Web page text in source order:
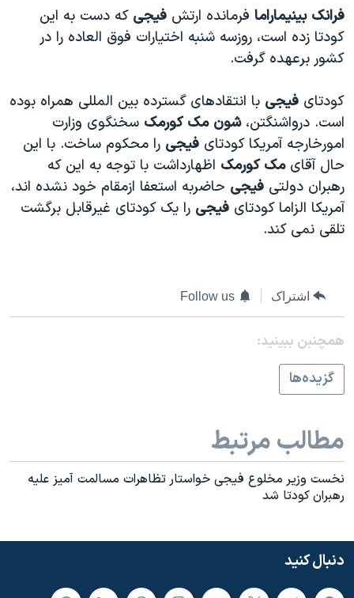
اسرائیل در جنگ
گالری عکس
ورزش زنان در ایران
اعتراضات زن، زندگی، آزادی
تریبونال مردمی آبان ۹۸
دادگاه حمید نوری
چهل سال گروگان‌گیری
قانون شفافیت دارائی کادر رهبری ایران
اعتراضات مردمی آبان ۹۸
همایش محافظه‌کاران آمریکا «سی‌پک»
زبانهای مختلف
فرانک بينيماراما فرمانده ارتش فيجی که دست به اين
کودتا زده است، روزسه شنبه اختيارات فوق العاده را در
کشور برعهده گرفت.
کودتای فيجی با انتقادهای گسترده بين المللی همراه بوده
است. درواشنگتن،شون مک کورمک سخنگوی وزارت
امورخارجه آمريکا کودتای فيجی را محکوم ساخت. با اين
حال آقایمک کورمک اظهارداشت با توجه به اين که
رهبران دولتی فيجی حاضربه استعفا ازمقام خود نشده اند،
آمريکا الزاما کودتای فيجی را يک کودتای غيرقابل برگشت
تلقی نمی کند.
اشتراک Follow us
همچنبن ببینید:
گزيده‌ها
مطالب مرتبط
نخست وزير مخلوع فيجی خواستار تظاهرات مسالمت آميز عليه
رهبران کودتا شد
دنبال کنید